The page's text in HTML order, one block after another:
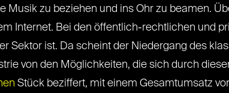
Musik zu beziehen und ins Ohr zu beamen.
Internet. Bei den öffentlich-rechtlichen und
Sektor ist. Da scheint der Niedergang des
von den Möglichkeiten, die sich durch
Stück beziffert, mit einem Gesamtumsatz